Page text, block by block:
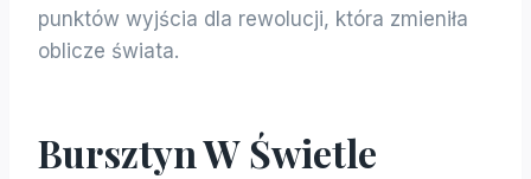
punktów wyjścia dla rewolucji, która zmieniła
oblicze świata.
Bursztyn W Świetle